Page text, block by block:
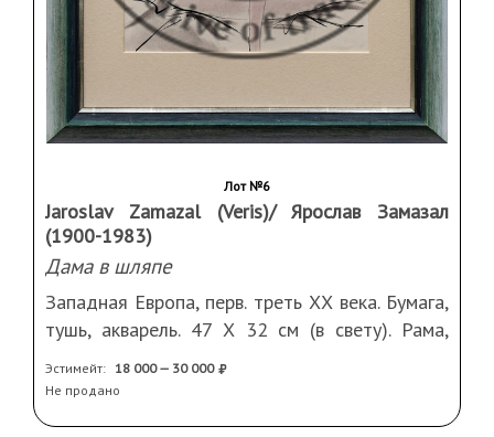
Лот №6
Jaroslav Zamazal (Veris)/ Ярослав Замазал
(1900-1983)
Дама в шляпе
Западная Европа, перв. треть ХХ века. Бумага,
тушь, акварель. 47 Х 32 см (в свету). Рама,
стекло, паспарту
Эстимейт: 18 000 — 30 000
Не продано